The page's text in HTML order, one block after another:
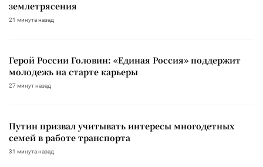
землетрясения
21 минута назад
Герой России Головин: «Единая Россия» поддержит
молодежь на старте карьеры
27 минут назад
Путин призвал учитывать интересы многодетных
семей в работе транспорта
31 минута назад